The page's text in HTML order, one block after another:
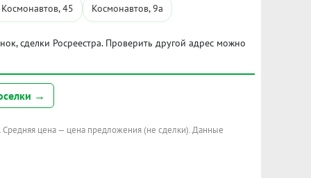
Космонавтов, 45 Космонавтов, 9а
сделки Росреестра. Проверить другой адрес можно
→
цена — цена предложения (не сделки). Данные